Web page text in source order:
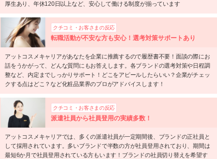
厚生あり、年休120日以上など、安心して働ける制度が揃っています
クチコミ・お客さまの反応
転職活動が不安な方も安心！選考対策サポートあり
アットコスメキャリアがあなたを企業に推薦するので履歴書不要！面談の際にお
話をうかがって、どんな質問にもお答えします。各ブランドの選考対策や日程調
整など、内定までしっかりサポート！どこをアピールしたらいい？企業がチェッ
クする点はどこ？など化粧品業界のプロがアドバイスします！
クチコミ・お客さまの反応
派遣社員から社員登用の実績多数！
アットコスメキャリアでは、多くの派遣社員が一定期間後、ブランドの正社員と
して採用されています。多いブランドで半数の方が社員登用されており、期間は
最短6か月で社員登用されている方もいます！ブランドの社員切り替えを希望す